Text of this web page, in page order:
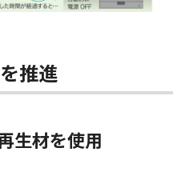
推進
生材を使用